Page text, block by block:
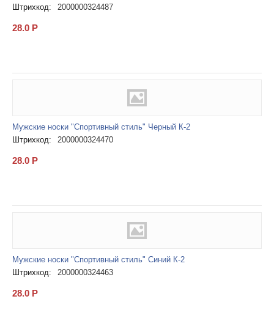
Штрихкод:
2000000324487
28.0 Р
Мужские носки "Спортивный стиль" Черный К-2
Штрихкод:
2000000324470
28.0 Р
Мужские носки "Спортивный стиль" Синий К-2
Штрихкод:
2000000324463
28.0 Р